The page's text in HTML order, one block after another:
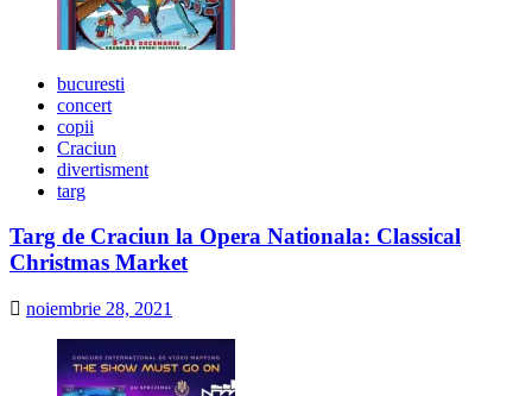
bucuresti
concert
copii
Craciun
divertisment
targ
Targ de Craciun la Opera Nationala: Classical
Christmas Market
noiembrie 28, 2021